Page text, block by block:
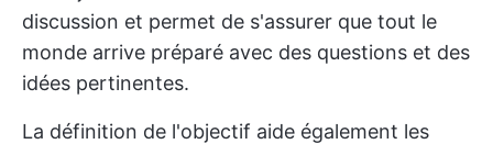
discussion et permet de s'assurer que tout le
monde arrive préparé avec des questions et des
idées pertinentes.
La définition de l'objectif aide également les